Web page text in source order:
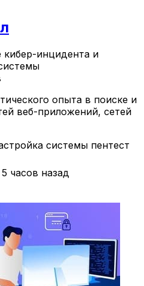
кибер-инцидента и
опыта в поиске и
веб-приложений, сетей
системы пентест
часов назад